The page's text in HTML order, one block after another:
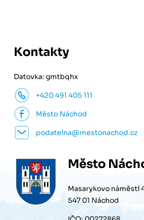
Kontakty
Datovka: gmtbqhx
+420 491 405 111
Město Náchod
podatelna@mestonachod.cz
Město
Masarykovo náměstí
547 01 Náchod